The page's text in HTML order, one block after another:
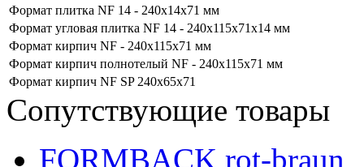
Формат плитка NF 14 - 240x14x71 мм
Формат угловая плитка NF 14 - 240x115x71x14 мм
Формат кирпич NF - 240x115x71 мм
Формат кирпич полнотелый NF - 240x115x71 мм
Формат кирпич NF SP 240х65х71
Сопутствующие товары
FORMBACK rot-braun